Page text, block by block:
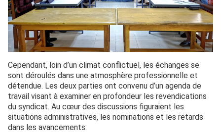
Cependant, loin d’un climat conflictuel, les échanges se
sont déroulés dans une atmosphère professionnelle et
détendue. Les deux parties ont convenu d’un agenda de
travail visant à examiner en profondeur les revendications
du syndicat. Au cœur des discussions figuraient les
situations administratives, les nominations et les retards
dans les avancements.